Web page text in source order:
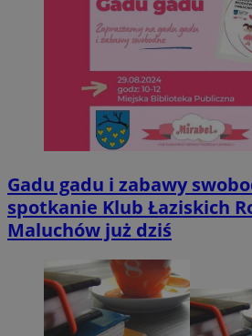
Gadu gadu i zabawy
spotkanie Klub Łaziskich
Maluchów już dziś